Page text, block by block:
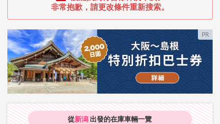
非常抱歉，請更改條件重新搜索。
PR
從新潟 出發的在庫車輛一覽